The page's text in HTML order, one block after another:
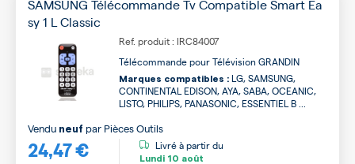
SAMSUNG Télécommande Tv Compatible Smart Ea
sy 1 L Classic
Ref. produit : IRC84007
Télécommande pour Télévision GRANDIN
Marques compatibles : LG, SAMSUNG,
CONTINENTAL EDISON, AYA, SABA, OCEANIC,
LISTO, PHILIPS, PANASONIC, ESSENTIEL B ...
24,47 €
Vendu neuf par Pièces Outils
Livré à partir du
Lundi 10 août